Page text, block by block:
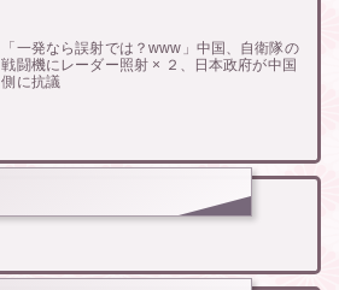
「一発なら誤射では？www」中国、自衛隊の
戦闘機にレーダー照射 × ２、日本政府が中国
側に抗議